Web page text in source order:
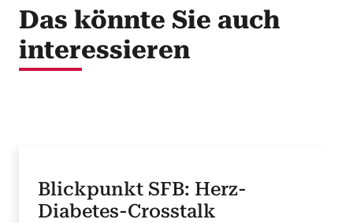
Das könnte Sie auch
interessieren
Blickpunkt SFB: Herz-
Diabetes-Crosstalk